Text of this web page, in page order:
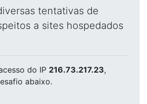
tentativas de
a sites hospedados
do IP 216.73.217.23,
abaixo.